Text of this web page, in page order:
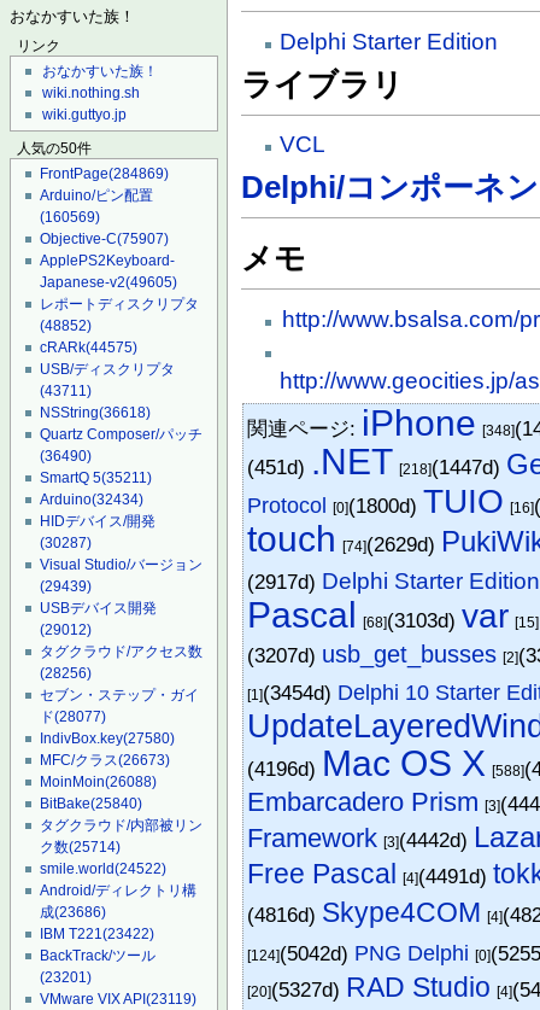
おなかすいた族！
リンク
おなかすいた族！
wiki.nothing.sh
wiki.guttyo.jp
人気の50件
FrontPage(284869)
Arduino/ピン配置
(160569)
Objective-C(75907)
ApplePS2Keyboard-
Japanese-v2(49605)
レポートディスクリプタ
(48852)
cRARk(44575)
USB/ディスクリプタ
(43711)
NSString(36618)
Quartz Composer/パッチ
(36490)
SmartQ 5(35211)
Arduino(32434)
HIDデバイス/開発
(30287)
Visual Studio/バージョン
(29439)
USBデバイス開発
(29012)
タグクラウド/アクセス数
(28256)
セブン・ステップ・ガイ
ド(28077)
IndivBox.key(27580)
MFC/クラス(26673)
MoinMoin(26088)
BitBake(25840)
タグクラウド/内部被リン
ク数(25714)
smile.world(24522)
Android/ディレクトリ構
成(23686)
IBM T221(23422)
BackTrack/ツール
(23201)
VMware VIX API(23119)
Delphi Starter Edition
ライブラリ
VCL
Delphi/コンポーネ
メモ
http://www.bsalsa.com/
http://www.geocities.jp/
関連ページ: iPhone [348]
(451d) .NET [218](1447d)
Protocol [0](1800d) TUIO [16]
touch [74](2629d)
(2917d) Delphi Starter Edition
Pascal [68](3103d) var [15]
(3207d) usb_get_busses [2]
[1](3454d) Delphi 10 Starter
(4196d) Mac OS X [588]
Embarcadero Prism [3]
Framework [3](4442d)
Free Pascal [4](4491d)
(4816d) Skype4COM [4]
[124](5042d) PNG Delphi [0]
[20](5327d) RAD Studio [4]